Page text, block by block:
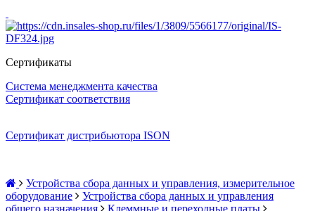
Сертификаты
Система менеджмента качества
Сертификат соответствия
Сертификат дистрибьютора ISON
Устройства сбора данных и управления, измерительное
оборудование
Устройства сбора данных и управления
общего назначения
Клеммные и переходные платы